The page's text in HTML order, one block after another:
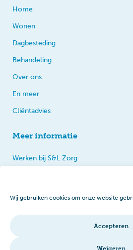
Wij gebruiken cookies om onze website
Accepteren
Weigeren
Home
Wonen
Dagbesteding
Behandeling
Over ons
En meer
Cliëntadvies
Meer informatie
Werken bij S&L Zorg
Intranet